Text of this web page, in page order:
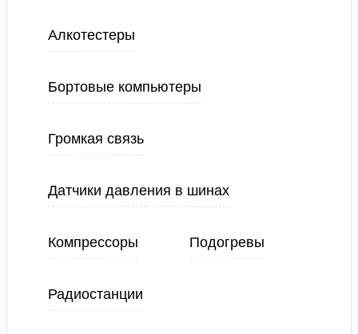
Алкотестеры
Бортовые компьютеры
Громкая связь
Датчики давления в шинах
Компрессоры Подогревы
Радиостанции